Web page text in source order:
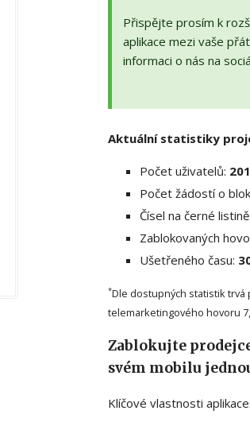
Přispějte prosím k
aplikace mezi vaše
informaci o nás na
Aktuální statistiky
Počet uživatelů:
Počet žádostí o
Čísel na černé listině:
Zablokovaných
Ušetřeného času:
*Dle dostupných statistik trvá
telemarketingového hovoru
Zablokujte
svém mobilu
Klíčové vlastnosti aplikace: